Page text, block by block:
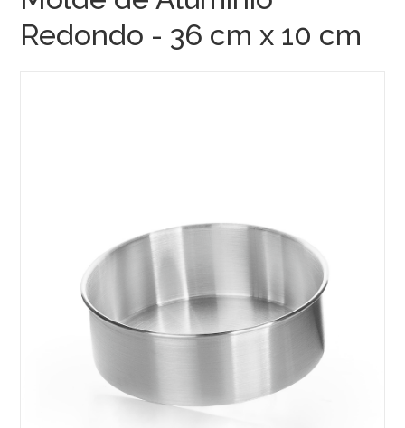
Redondo - 36 cm x 10 cm